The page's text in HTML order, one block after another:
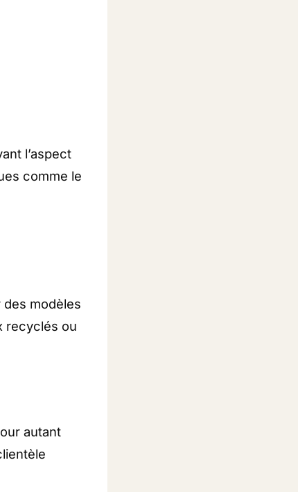
l’aspect
comme le
modèles
recyclés ou
autant